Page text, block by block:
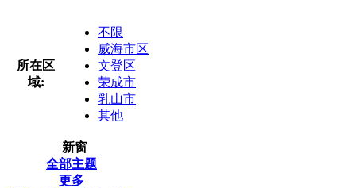
所在区
域:
不限
威海市区
文登区
荣成市
乳山市
其他
新窗
全部主题
更多